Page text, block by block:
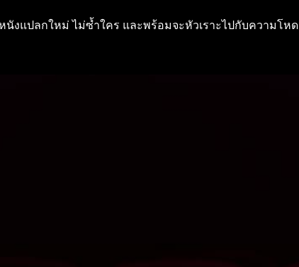
งแปลกใหม่ ไม่ซ้ำใคร และพร้อมจะหัวเราะไปกับความโหด